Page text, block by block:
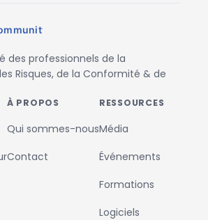
des professionnels de la
Risques, de la Conformité & de
À PROPOS
Qui sommes-nous
Contact
RESSOURCES
Média
Événements
Formations
Logiciels